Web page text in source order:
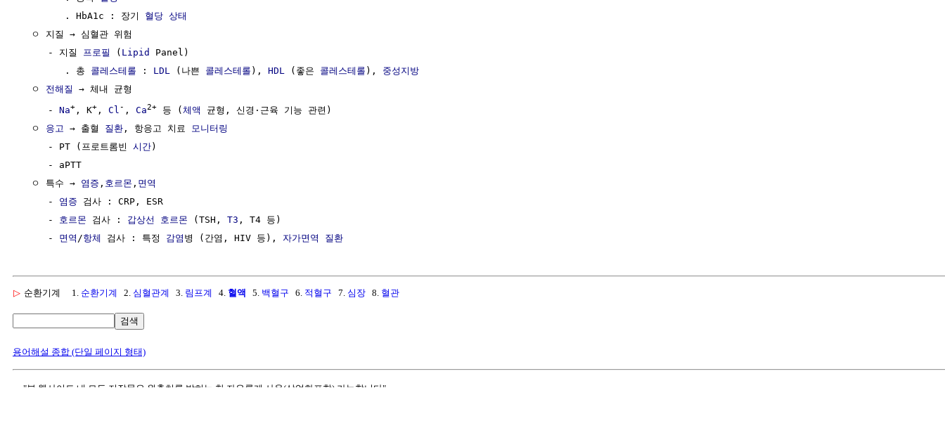
        . HbA1c : 장기
혈당 상태
  ㅇ 지질 → 심혈관 위험
     - 지질
프로필 ( Lipid
Panel)
        . 총
콜레스테롤 : LDL (나쁜 콜레스테롤 ), HDL (좋은 콜레스테롤 ), 중성지방
  ㅇ
전해질 → 체내 균형
     -
Na+ , K+ , Cl - , Ca2+ 등 ( 체액
균형, 신경·근육 기능 관련)
  ㅇ
응고 → 출혈 질환 , 항응고 치료
모니터링
     - PT (프로트롬빈
시간)
     - aPTT
  ㅇ 특수 →
염증 , 호르몬 , 면역
     -
염증 검사 : CRP, ESR
     -
호르몬 검사 : 갑상선 호르몬 (TSH, T3 , T4 등)
     -
면역 /항체 검사 : 특정 감염 병 (간염, HIV 등), 자가면역 질환
▷ 순환기계 1. 순환기계 2. 심혈관계 3. 림프계 4. 혈액 5. 백혈구 6. 적혈구 7. 심장 8. 혈관
검색
용어해설 종합 (단일 페이지 형태)
"본 웹사이트 내 모든 저작물은 원출처를 밝히는 한 자유롭게 사용(상업화포함) 가능합니다"